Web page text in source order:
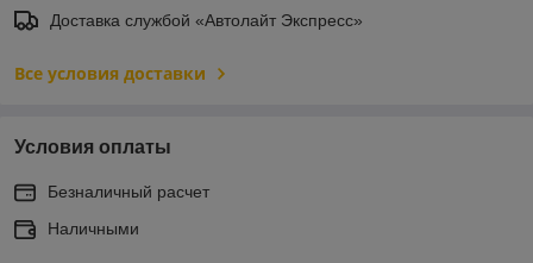
Доставка службой «Автолайт Экспресс»
Все условия доставки
Условия оплаты
Безналичный расчет
Наличными